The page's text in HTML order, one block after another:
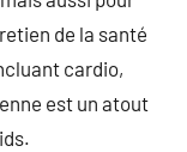
de la santé
cardio,
est un atout